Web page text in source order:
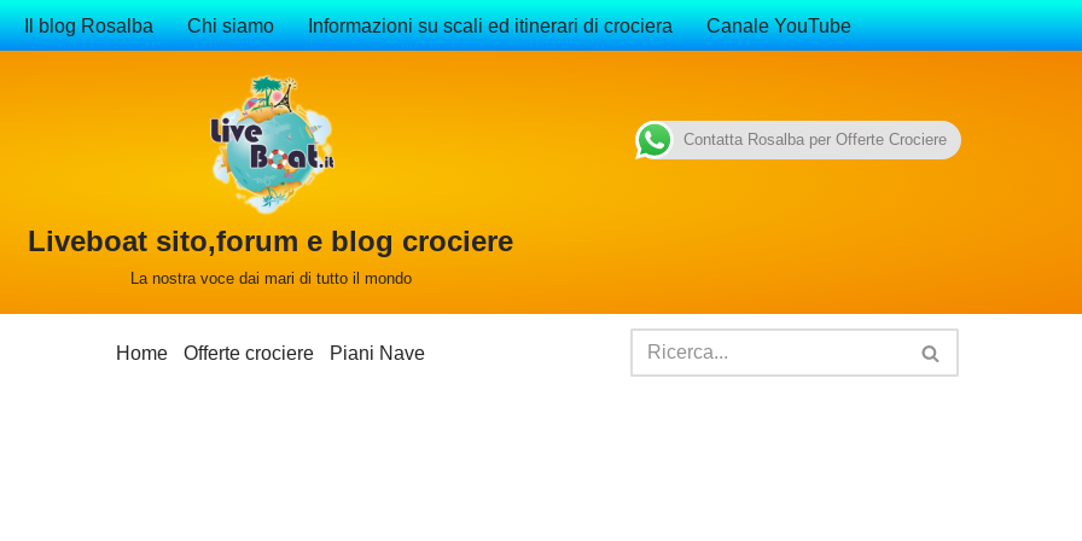
Il blog Rosalba Chi siamo Informazioni su scali ed itinerari di crociera Canale YouTube
Liveboat sito,forum e blog crociere
La nostra voce dai mari di tutto il mondo
Home Offerte crociere Piani Nave
Contatta Rosalba per Offerte Crociere